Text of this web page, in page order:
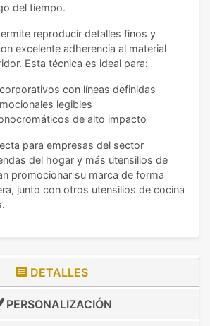
del tiempo.
reproducir detalles finos y
excelente adherencia al material
Esta técnica es ideal para:
con líneas definidas
legibles
de alto impacto
para empresas del sector
del hogar y más utensilios de
promocionar su marca de forma
junto con otros utensilios de cocina
DETALLES
PERSONALIZACIÓN